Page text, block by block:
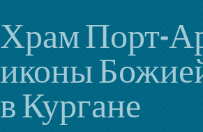
Храм Порт-
иконы
в Кургане